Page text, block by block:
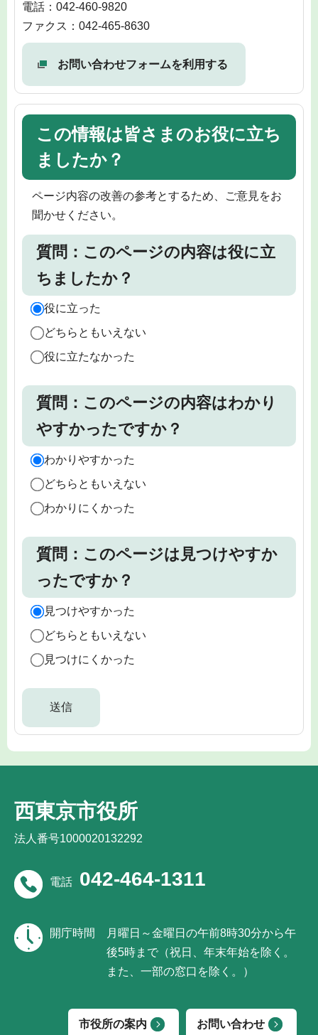
電話：042-460-9820
ファクス：042-465-8630
お問い合わせフォームを利用する
この情報は皆さまのお役に立ち
ましたか？
ページ内容の改善の参考とするため、ご意見をお
聞かせください。
質問：このページの内容は役に立
ちましたか？
役に立った
どちらともいえない
役に立たなかった
質問：このページの内容はわかり
やすかったですか？
わかりやすかった
どちらともいえない
わかりにくかった
質問：このページは見つけやすか
ったですか？
見つけやすかった
どちらともいえない
見つけにくかった
西東京市役所
法人番号1000020132292
電話 042-464-1311
開庁時間
月曜日～金曜日の午前8時30分から午
後5時まで（祝日、年末年始を除く。
また、一部の窓口を除く。）
市役所の案内 お問い合わせ